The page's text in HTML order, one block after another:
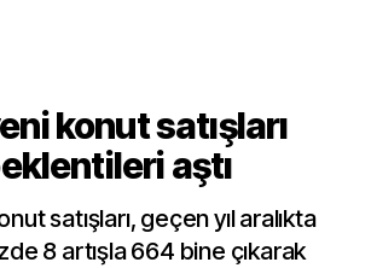
konut satışları
aştı
satışları, geçen yıl aralıkta
8 artışla 664 bine çıkarak